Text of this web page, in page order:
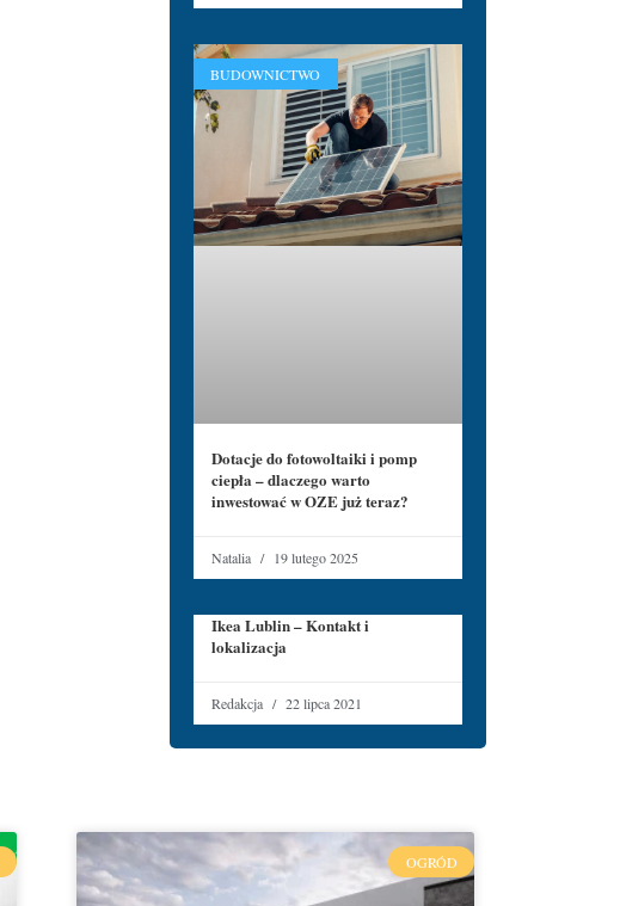
BUDOWNICTWO
Dotacje do fotowoltaiki i pomp
ciepła – dlaczego warto
inwestować w OZE już teraz?
Natalia 19 lutego 2025
Ikea Lublin – Kontakt i
lokalizacja
Redakcja 22 lipca 2021
OGRÓD